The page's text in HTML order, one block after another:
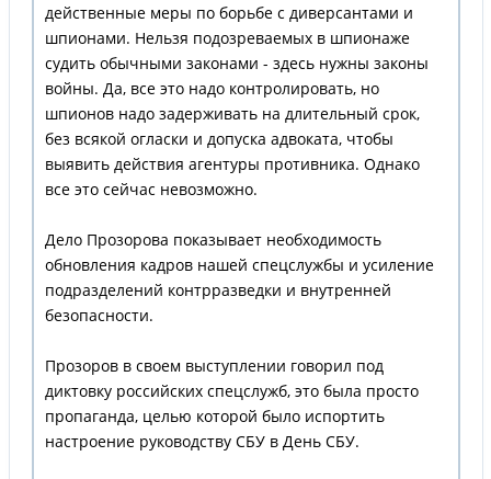
действенные меры по борьбе с диверсантами и
шпионами. Нельзя подозреваемых в шпионаже
судить обычными законами - здесь нужны законы
войны. Да, все это надо контролировать, но
шпионов надо задерживать на длительный срок,
без всякой огласки и допуска адвоката, чтобы
выявить действия агентуры противника. Однако
все это сейчас невозможно.
Дело Прозорова показывает необходимость
обновления кадров нашей спецслужбы и усиление
подразделений контрразведки и внутренней
безопасности.
Прозоров в своем выступлении говорил под
диктовку российских спецслужб, это была просто
пропаганда, целью которой было испортить
настроение руководству СБУ в День СБУ.